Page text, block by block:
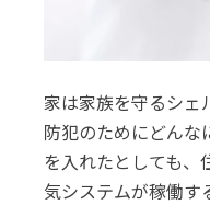
家は家族を守るシェ
防犯のためにどんな
を入れたとしても、
気システムが稼働す